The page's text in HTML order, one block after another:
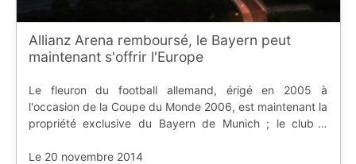
Allianz Arena remboursé, le Bayern peut
maintenant s'offrir l'Europe
Le fleuron du football allemand, érigé en 2005 à
l'occasion de la Coupe du Monde 2006, est maintenant la
propriété exclusive du Bayern de Munich ; le club a
Le 20 novembre 2014